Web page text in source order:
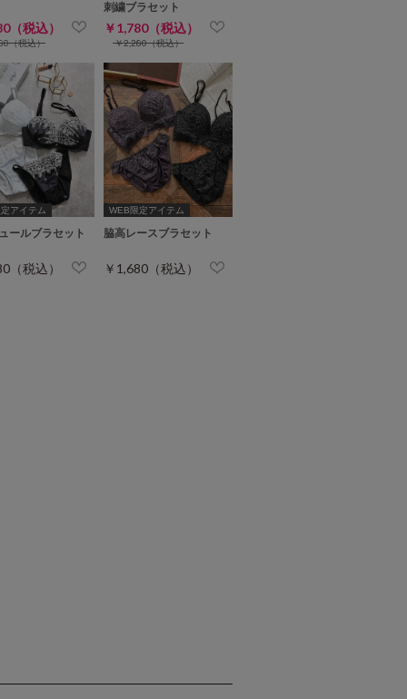
（税込）
（税込）
刺繍ブラセット
￥1,780（税込）
￥2,280（税込）
アイテム
ールブラセット
（税込）
WEB限定アイテム
脇高レースブラセット
￥1,680（税込）